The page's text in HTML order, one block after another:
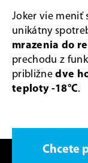
Joker vie
unikátny
mrazenia do
prechodu z
približnedve
teploty -18°C.
Chcete